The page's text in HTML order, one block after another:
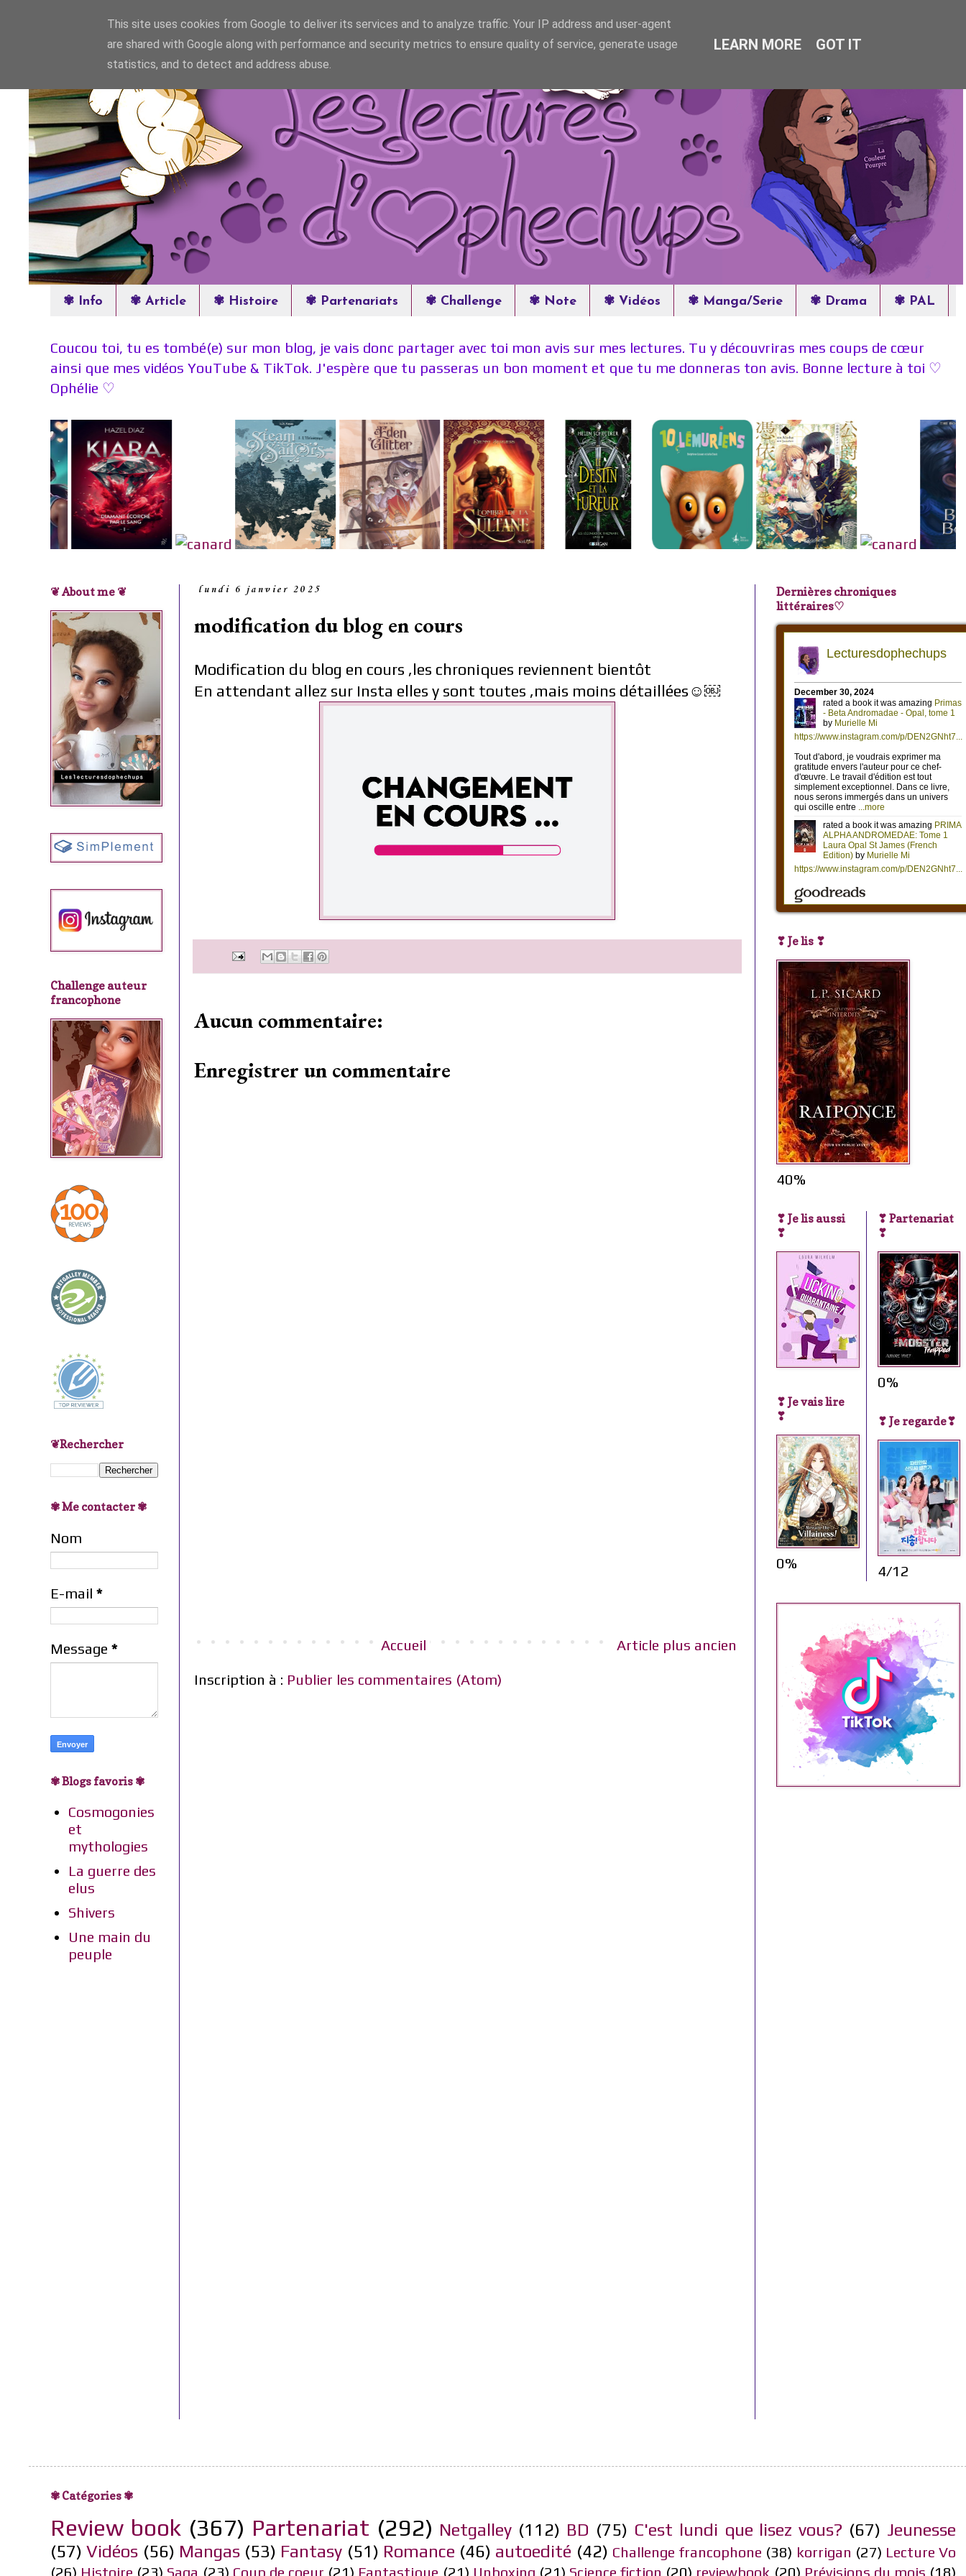
✾ Info ✾ Article ✾ Histoire ✾ Partenariats ✾ Challenge ✾ Note ✾ Vidéos ✾ Manga/Serie ✾ Drama ✾ PAL
Coucou toi, tu es tombé(e) sur mon blog, je vais donc partager avec toi mon avis sur mes lectures. Tu y découvriras mes coups de cœur
ainsi que mes vidéos YouTube & TikTok. J'espère que tu passeras un bon moment et que tu me donneras ton avis. Bonne lecture à toi ♡
Ophélie ♡
lundi 6 janvier 2025
modification du blog en cours
Modification du blog en cours ,les chroniques reviennent bientôt
En attendant allez sur Insta elles y sont toutes ,mais moins détaillées☺️￼
Aucun commentaire:
Enregistrer un commentaire
Article plus ancien
Accueil
Inscription à : Publier les commentaires (Atom)
❦ About me ❦
Challenge auteur
francophone
❦Rechercher
✾ Me contacter ✾
Nom
E-mail *
Message *
✾ Blogs favoris ✾
Cosmogonies
et
mythologies
La guerre des
elus
Shivers
Une main du
peuple
Dernières chroniques
littéraires♡
❣ Je lis ❣
40%
❣ Je lis aussi
❣
❣ Je vais lire
❣
0%
❣ Partenariat
❣
0%
❣ Je regarde❣
4/12
✾ Catégories ✾
Review book (367) Partenariat (292) Netgalley (112) BD (75) C'est lundi que lisez vous? (67) Jeunesse
(57) Vidéos (56) Mangas (53) Fantasy (51) Romance (46) autoedité (42) Challenge francophone (38) korrigan (27) Lecture Vo
(26) Histoire (23) Saga (23) Coup de coeur (21) Fantastique (21) Unboxing (21) Science fiction (20) reviewbook (20) Prévisions du mois (18)
This site uses cookies from Google to deliver its services and to analyze traffic. Your IP address and user-agent
are shared with Google along with performance and security metrics to ensure quality of service, generate usage
statistics, and to detect and address abuse.
LEARN MORE GOT IT